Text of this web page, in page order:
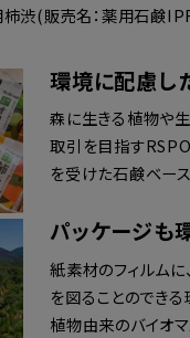
渋(販売名：薬用石鹸
環境に配慮し
森に生きる植物や
取引を目指す
を受けた石鹸ベー
パッケージも
紙素材のフィルム
を図ることのでき
植物由来のバイオ